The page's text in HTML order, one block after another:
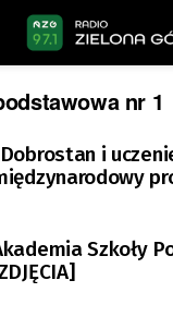
nr 1
i
Szkoły